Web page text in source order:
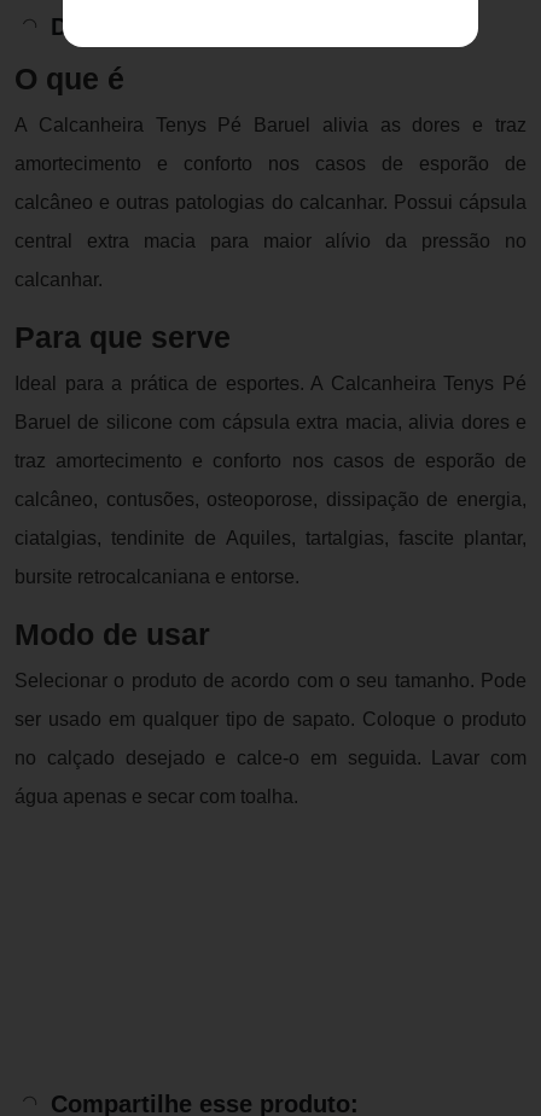
Descrição do Produto
O que é
A Calcanheira Tenys Pé Baruel alivia as dores e traz
amortecimento e conforto nos casos de esporão de
calcâneo e outras patologias do calcanhar. Possui cápsula
central extra macia para maior alívio da pressão no
calcanhar.
Para que serve
Ideal para a prática de esportes. A Calcanheira Tenys Pé
Baruel de silicone com cápsula extra macia, alivia dores e
traz amortecimento e conforto nos casos de esporão de
calcâneo, contusões, osteoporose, dissipação de energia,
ciatalgias, tendinite de Aquiles, tartalgias, fascite plantar,
bursite retrocalcaniana e entorse.
Modo de usar
Selecionar o produto de acordo com o seu tamanho. Pode
ser usado em qualquer tipo de sapato. Coloque o produto
no calçado desejado e calce-o em seguida. Lavar com
água apenas e secar com toalha.
Compartilhe esse produto: